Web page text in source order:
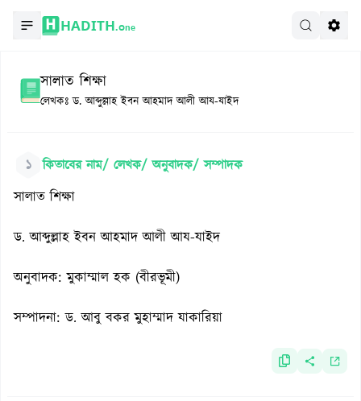
HADITH.One
সালাত শিক্ষা
লেখকঃ ড. আব্দুল্লাহ ইবন আহমাদ আলী আয-যাইদ
১ কিতাবের নাম/ লেখক/ অনুবাদক/ সম্পাদক
সালাত শিক্ষা
ড. আব্দুল্লাহ ইবন আহমাদ আলী আয-যাইদ
অনুবাদক: মুকাম্মাল হক (বীরভূমী)
সম্পাদনা: ড. আবু বকর মুহাম্মাদ যাকারিয়া